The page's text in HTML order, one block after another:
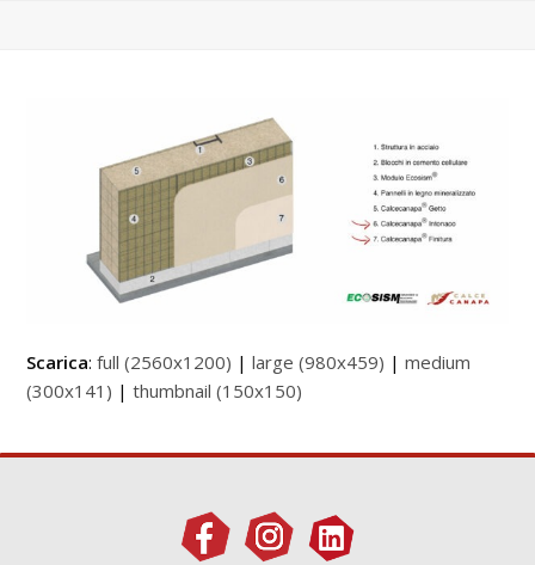
Scarica:full (2560x1200) |large (980x459) |medium
(300x141) |thumbnail (150x150)